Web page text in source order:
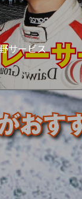
サービス